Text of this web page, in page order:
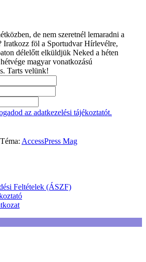
de nem szeretnél lemaradni a
Iratkozz föl a Sportudvar Hírlevélre,
délelőtt elküldjük Neked a héten
magyar vonatkozású
Tarts velünk!
az adatkezelési tájékoztatót.
AccessPress Mag
Feltételek (ÁSZF)